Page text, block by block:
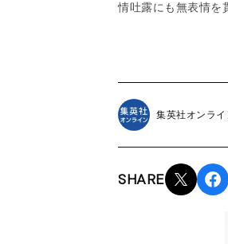
情吐露にも無表情を
集英社オンラ
SHARE